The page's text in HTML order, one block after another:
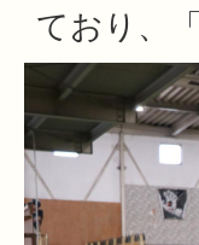
ており、